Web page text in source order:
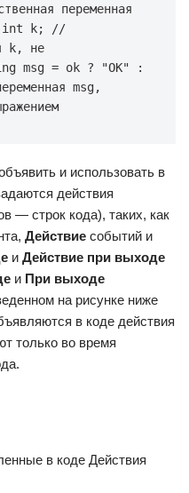
переменная
0 int k; //
k, не
msg = ok ? "OK" :
msg,
и использовать в
действия
— строк кода), таких, как
Действие событий и
и Действие при выходе
и При выходе
на рисунке ниже
в коде действия
только во время
в коде Действия